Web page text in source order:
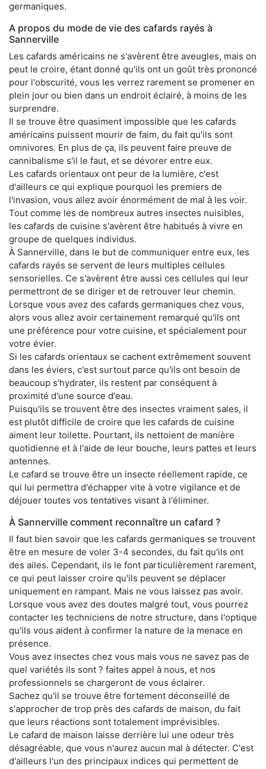
germaniques.
A propos du mode de vie des cafards rayés à
Sannerville
Les cafards américains ne s'avèrent être aveugles, mais on
peut le croire, étant donné qu'ils ont un goût très prononcé
pour l'obscurité, vous les verrez rarement se promener en
plein jour ou bien dans un endroit éclairé, à moins de les
surprendre.
Il se trouve être quasiment impossible que les cafards
américains puissent mourir de faim, du fait qu'ils sont
omnivores. En plus de ça, ils peuvent faire preuve de
cannibalisme s'il le faut, et se dévorer entre eux.
Les cafards orientaux ont peur de la lumière, c'est
d'ailleurs ce qui explique pourquoi les premiers de
l'invasion, vous allez avoir énormément de mal à les voir.
Tout comme les de nombreux autres insectes nuisibles,
les cafards de cuisine s'avèrent être habitués à vivre en
groupe de quelques individus.
À Sannerville, dans le but de communiquer entre eux, les
cafards rayés se servent de leurs multiples cellules
sensorielles. Ce s'avèrent être aussi ces cellules qui leur
permettront de se diriger et de retrouver leur chemin.
Lorsque vous avez des cafards germaniques chez vous,
alors vous allez avoir certainement remarqué qu'ils ont
une préférence pour votre cuisine, et spécialement pour
votre évier.
Si les cafards orientaux se cachent extrêmement souvent
dans les éviers, c'est surtout parce qu'ils ont besoin de
beaucoup s'hydrater, ils restent par conséquent à
proximité d'une source d'eau.
Puisqu'ils se trouvent être des insectes vraiment sales, il
est plutôt difficile de croire que les cafards de cuisine
aiment leur toilette. Pourtant, ils nettoient de manière
quotidienne et à l'aide de leur bouche, leurs pattes et leurs
antennes.
Le cafard se trouve être un insecte réellement rapide, ce
qui lui permettra d'échapper vite à votre vigilance et de
déjouer toutes vos tentatives visant à l'éliminer.
À Sannerville comment reconnaître un cafard ?
Il faut bien savoir que les cafards germaniques se trouvent
être en mesure de voler 3-4 secondes, du fait qu'ils ont
des ailes. Cependant, ils le font particulièrement rarement,
ce qui peut laisser croire qu'ils peuvent se déplacer
uniquement en rampant. Mais ne vous laissez pas avoir.
Lorsque vous avez des doutes malgré tout, vous pourrez
contacter les techniciens de notre structure, dans l'optique
qu'ils vous aident à confirmer la nature de la menace en
présence.
Vous avez insectes chez vous mais vous ne savez pas de
quel variétés ils sont ? faites appel à nous, et nos
professionnels se chargeront de vous éclairer.
Sachez qu'il se trouve être fortement déconseillé de
s'approcher de trop près des cafards de maison, du fait
que leurs réactions sont totalement imprévisibles.
Le cafard de maison laisse derrière lui une odeur très
désagréable, que vous n'aurez aucun mal à détecter. C'est
d'ailleurs l'un des principaux indices qui permettent de